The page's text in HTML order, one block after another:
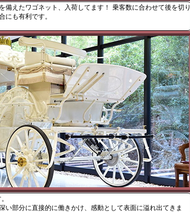
備えたワゴネット、入荷してます！ 乗客数に合わせて後を切り
にも有利です。
い部分に直接的に働きかけ、感動として表面に溢れ出てきま